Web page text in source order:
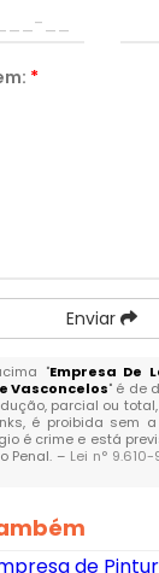
*
Enviar
"Empresa De
Vasconcelos" é de
parcial ou
é proibida sem
é crime e está
Penal. – Lei n°